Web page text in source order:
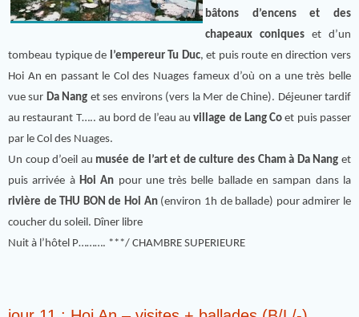
bâtons d’encens et des
chapeaux coniques et d’un
tombeau typique de l’empereur Tu Duc, et puis route en direction vers
Hoi An en passant le Col des Nuages fameux d’où on a une très belle
vue sur Da Nang et ses environs (vers la Mer de Chine). Déjeuner tardif
au restaurant T….. au bord de l’eau au village de Lang Co et puis passer
par le Col des Nuages.
Un coup d’oeil au musée de l’art et de culture des Cham à Da Nang et
puis arrivée à Hoi An pour une très belle ballade en sampan dans la
rivière de THU BON de Hoi An(environ 1h de ballade) pour admirer le
coucher du soleil. Dîner libre
Nuit à l’hôtel P………. ***/ CHAMBRE SUPERIEURE